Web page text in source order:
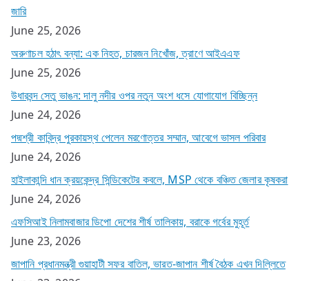
জারি
June 25, 2026
অরুণাচল হঠাৎ বন্যা: এক নিহত, চারজন নিখোঁজ, ত্রাণে আইএএফ
June 25, 2026
উধারবন্দ সেতু ভাঙন: দালু নদীর ওপর নতুন অংশ ধসে যোগাযোগ বিচ্ছিন্ন
June 24, 2026
পদ্মশ্রী কাবিন্দ্র পুরকায়স্থ পেলেন মরণোত্তর সম্মান, আবেগে ভাসল পরিবার
June 24, 2026
হাইলাকান্দি ধান ক্রয়কেন্দ্র সিন্ডিকেটের কবলে, MSP থেকে বঞ্চিত জেলার কৃষকরা
June 24, 2026
এফসিআই নিলামবাজার ডিপো দেশের শীর্ষ তালিকায়, বরাকে গর্বের মুহূর্ত
June 23, 2026
জাপানি প্রধানমন্ত্রী গুয়াহাটী সফর বাতিল, ভারত-জাপান শীর্ষ বৈঠক এখন দিল্লিতে